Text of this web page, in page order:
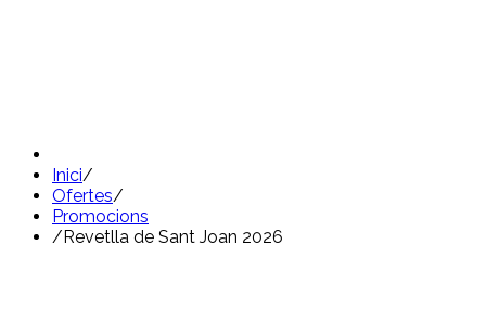
Inici/
Ofertes/
Promocions
/ Revetlla de Sant Joan 2026